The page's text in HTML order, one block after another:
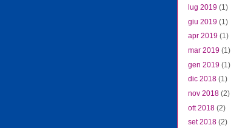
lug 2019 (1)
giu 2019 (1)
apr 2019 (1)
mar 2019 (1)
gen 2019 (1)
dic 2018 (1)
nov 2018 (2)
ott 2018 (2)
set 2018 (2)